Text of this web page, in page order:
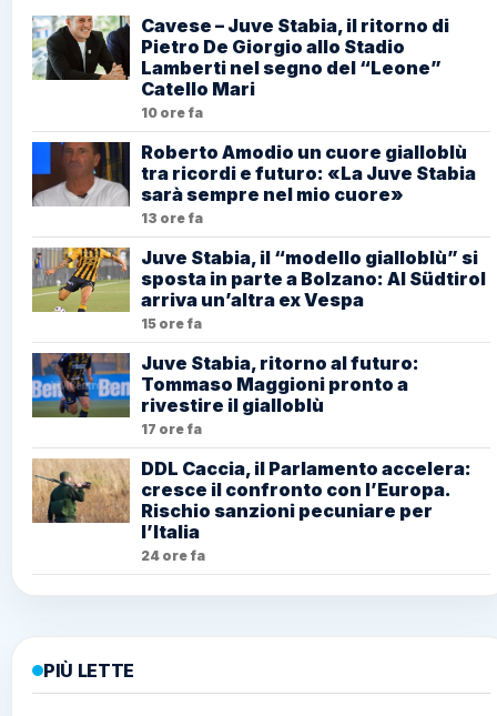
Cavese – Juve Stabia, il ritorno di
Pietro De Giorgio allo Stadio
Lamberti nel segno del “Leone”
Catello Mari
10 ore fa
Roberto Amodio un cuore gialloblù
tra ricordi e futuro: «La Juve Stabia
sarà sempre nel mio cuore»
13 ore fa
Juve Stabia, il “modello gialloblù” si
sposta in parte a Bolzano: Al Südtirol
arriva un’altra ex Vespa
15 ore fa
Juve Stabia, ritorno al futuro:
Tommaso Maggioni pronto a
rivestire il gialloblù
17 ore fa
DDL Caccia, il Parlamento accelera:
cresce il confronto con l’Europa.
Rischio sanzioni pecuniare per
l’Italia
24 ore fa
PIÙ LETTE